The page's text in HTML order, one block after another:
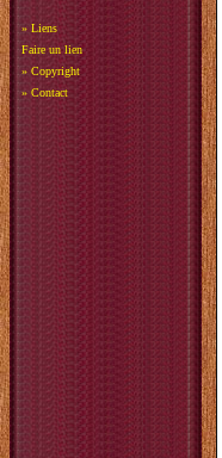
» Liens
Faire un lien
» Copyright
» Contact